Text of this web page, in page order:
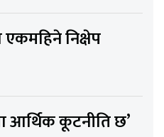
एकमहिने निक्षेप
आर्थिक कूटनीति छ’